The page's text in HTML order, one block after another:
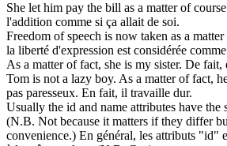
She let him pay the bill as a matter of course
l'addition comme si ça allait de soi.
Freedom of speech is now taken as a
la liberté d'expression est considérée
As a matter offact, she is my sister. De fait,
Tom is not a lazy boy. As a matter offact,
pas paresseux. En fait, il travaille dur.
Usually the id and name attributes have the
(N.B. Not because it matters if they differ
convenience.) En général, les attributs "id"